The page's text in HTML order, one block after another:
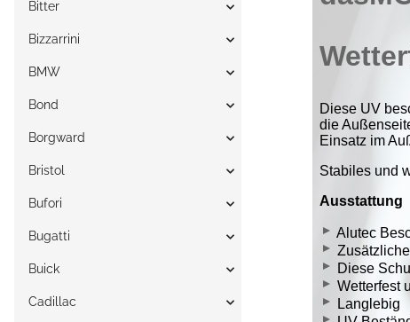
Bitter
Bizzarrini
BMW
Bond
Borgward
Bristol
Bufori
Bugatti
Buick
Cadillac